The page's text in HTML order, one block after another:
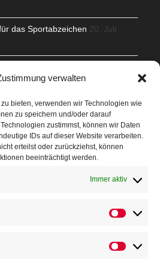
verwalten
bieten, verwenden wir Technologien wie
zu speichern und/oder darauf
zustimmst, können wir Daten
IDs auf dieser Website verarbeiten.
erteilst oder zurückziehst, können
beeinträchtigt werden.
Immer aktiv
das Sportabzeichen 20. Juli